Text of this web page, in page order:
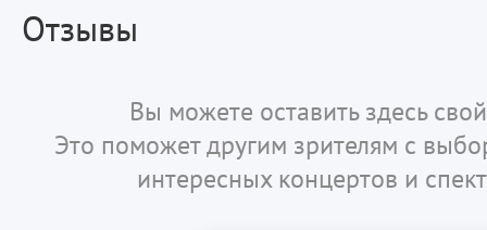
Отзывы
Вы можете оставить здесь
Это поможет другим зрителям с
интересных концертов и